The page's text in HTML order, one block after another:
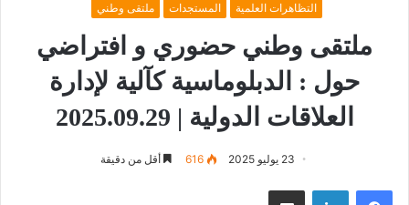
التظاهرات العلمية المستجدات ملتقى وطني
ملتقى وطني حضوري و افتراضي
حول : الدبلوماسية كآلية لإدارة
العلاقات الدولية | 2025.09.29
23 يوليو 2025 616 أقل من دقيقة
فيسبوك لينكدإن مشاركة عبر البريد